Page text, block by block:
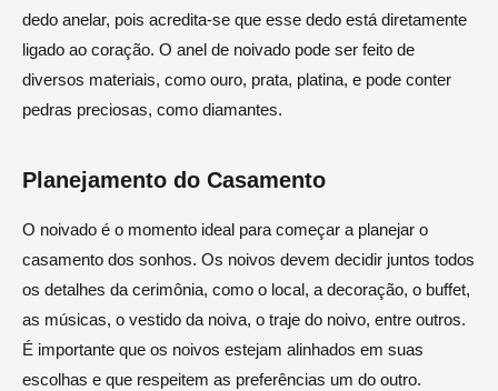
dedo anelar, pois acredita-se que esse dedo está diretamente
ligado ao coração. O anel de noivado pode ser feito de
diversos materiais, como ouro, prata, platina, e pode conter
pedras preciosas, como diamantes.
Planejamento do Casamento
O noivado é o momento ideal para começar a planejar o
casamento dos sonhos. Os noivos devem decidir juntos todos
os detalhes da cerimônia, como o local, a decoração, o buffet,
as músicas, o vestido da noiva, o traje do noivo, entre outros.
É importante que os noivos estejam alinhados em suas
escolhas e que respeitem as preferências um do outro.